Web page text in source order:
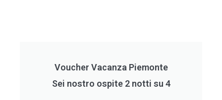
Voucher Vacanza Piemonte
Sei nostro ospite 2 notti su 4